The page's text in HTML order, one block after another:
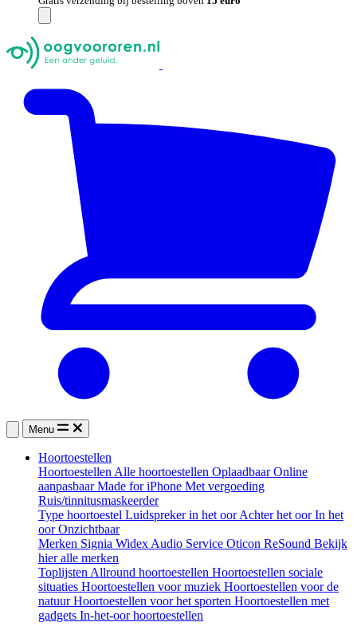
Menu
Hoortoestellen
Hoortoestellen Alle hoortoestellen OplaadbaarOnline
aanpasbaarMade for iPhone Met vergoeding
Ruis/tinnitusmaskeerder
Type hoortoestel Luidspreker in het oorAchter het oorIn het
oorOnzichtbaar
Merken Signia Widex Audio Service Oticon ReSound Bekijk
hier alle merken
Toplijsten Allround hoortoestellen Hoortoestellen sociale
situaties Hoortoestellen voor muziek Hoortoestellen voor de
natuurHoortoestellen voor het sporten Hoortoestellen met
gadgets In-het-oor hoortoestellen